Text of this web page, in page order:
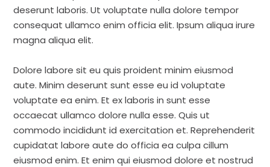
deserunt laboris. Ut voluptate nulla dolore tempor
consequat ullamco enim officia elit. Ipsum aliqua irure
magna aliqua elit.
Dolore labore sit eu quis proident minim eiusmod
aute. Minim deserunt sunt esse eu id voluptate
voluptate ea enim. Et ex laboris in sunt esse
occaecat ullamco dolore nulla esse. Quis ut
commodo incididunt id exercitation et. Reprehenderit
cupidatat labore aute do officia ea culpa cillum
eiusmod enim. Et enim qui eiusmod dolore et nostrud